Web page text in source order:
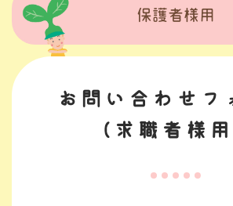
保護者様用
お問い合わせフ
(求職者様